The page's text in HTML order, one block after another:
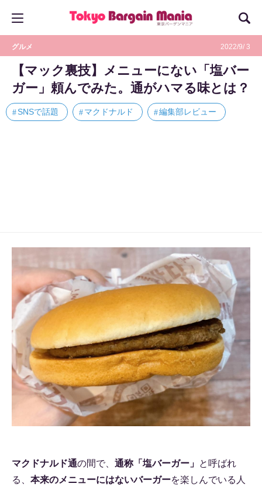
グルメ 2022/9/ 3
【マック裏技】メニューにない「塩バー
ガー」頼んでみた。通がハマる味とは？
SNSで話題 マクドナルド 編集部レビュー
マクドナルド通の間で、 通称「塩バーガー」 と呼ばれ
る、 本来のメニューにはないバーガーを楽しんでいる人